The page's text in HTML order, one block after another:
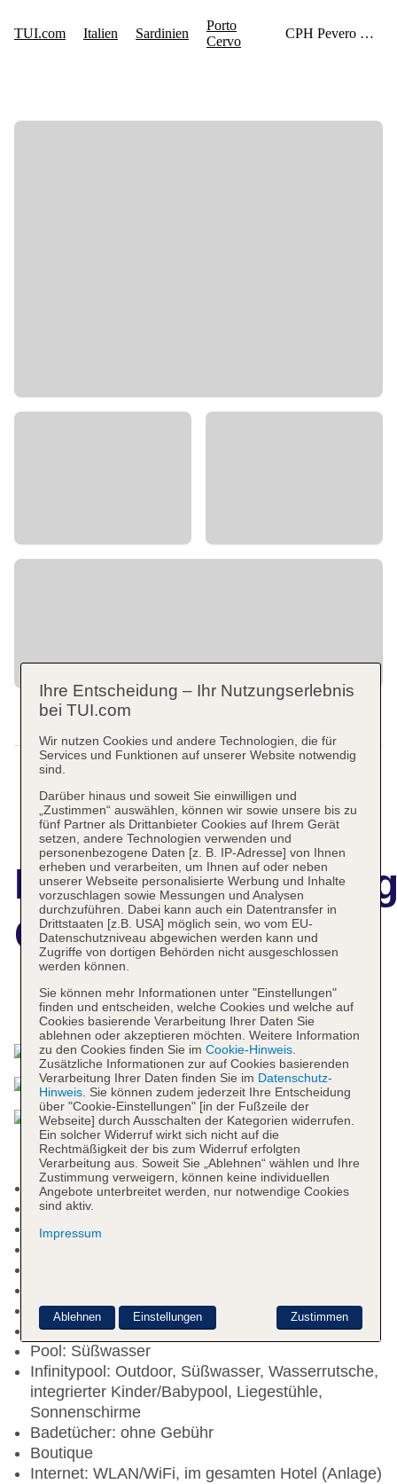
CPH Pevero Hotel
Das bietet Ihre Unterkunft
Nichtraucherhotel, Raucherbereich
Check-in Zeit ab 15:00 Uhr
Check-out Zeit bis 11:00 Uhr
Gartenanlage, Sonnenterrasse
Pools: 2
Pool: Süßwasser
Infinitypool: Outdoor, Süßwasser, Wasserrutsche,
integrierter Kinder/Babypool, Liegestühle,
Sonnenschirme
Badetücher: ohne Gebühr
Boutique
Internet: WLAN/WiFi, im gesamten Hotel (Anlage)
Ihre Entscheidung – Ihr Nutzungserlebnis
bei TUI.com
Wir nutzen Cookies und andere Technologien, die für
Services und Funktionen auf unserer Website notwendig
sind.
Darüber hinaus und soweit Sie einwilligen und
„Zustimmen“ auswählen, können wir sowie unsere bis zu
fünf Partner als Drittanbieter Cookies auf Ihrem Gerät
setzen, andere Technologien verwenden und
personenbezogene Daten [z. B. IP-Adresse] von Ihnen
erheben und verarbeiten, um Ihnen auf oder neben
unserer Webseite personalisierte Werbung und Inhalte
vorzuschlagen sowie Messungen und Analysen
durchzuführen. Dabei kann auch ein Datentransfer in
Drittstaaten [z.B. USA] möglich sein, wo vom EU-
Datenschutzniveau abgewichen werden kann und
Zugriffe von dortigen Behörden nicht ausgeschlossen
werden können.
Sie können mehr Informationen unter "Einstellungen"
finden und entscheiden, welche Cookies und welche auf
Cookies basierende Verarbeitung Ihrer Daten Sie
ablehnen oder akzeptieren möchten. Weitere Information
zu den Cookies finden Sie im Cookie-Hinweis.
Zusätzliche Informationen zur auf Cookies basierenden
Verarbeitung Ihrer Daten finden Sie im Datenschutz-
Hinweis. Sie können zudem jederzeit Ihre Entscheidung
über "Cookie-Einstellungen" [in der Fußzeile der
Webseite] durch Ausschalten der Kategorien widerrufen.
Ein solcher Widerruf wirkt sich nicht auf die
Rechtmäßigkeit der bis zum Widerruf erfolgten
Verarbeitung aus. Soweit Sie „Ablehnen“ wählen und Ihre
Zustimmung verweigern, können keine individuellen
Angebote unterbreitet werden, nur notwendige Cookies
sind aktiv.
Impressum
Zustimmen
Ablehnen Einstellungen